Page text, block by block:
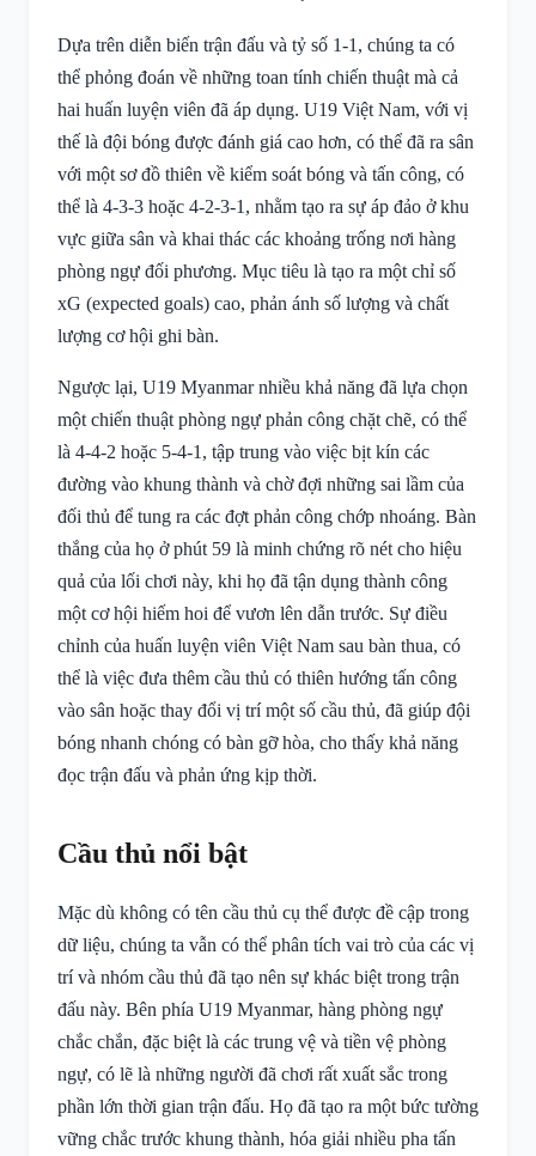
Dựa trên diễn biến trận đấu và tỷ số 1-1, chúng ta có
thể phỏng đoán về những toan tính chiến thuật mà cả
hai huấn luyện viên đã áp dụng. U19 Việt Nam, với vị
thế là đội bóng được đánh giá cao hơn, có thể đã ra sân
với một sơ đồ thiên về kiểm soát bóng và tấn công, có
thể là 4-3-3 hoặc 4-2-3-1, nhằm tạo ra sự áp đảo ở khu
vực giữa sân và khai thác các khoảng trống nơi hàng
phòng ngự đối phương. Mục tiêu là tạo ra một chỉ số
xG (expected goals) cao, phản ánh số lượng và chất
lượng cơ hội ghi bàn.
Ngược lại, U19 Myanmar nhiều khả năng đã lựa chọn
một chiến thuật phòng ngự phản công chặt chẽ, có thể
là 4-4-2 hoặc 5-4-1, tập trung vào việc bịt kín các
đường vào khung thành và chờ đợi những sai lầm của
đối thủ để tung ra các đợt phản công chớp nhoáng. Bàn
thắng của họ ở phút 59 là minh chứng rõ nét cho hiệu
quả của lối chơi này, khi họ đã tận dụng thành công
một cơ hội hiếm hoi để vươn lên dẫn trước. Sự điều
chỉnh của huấn luyện viên Việt Nam sau bàn thua, có
thể là việc đưa thêm cầu thủ có thiên hướng tấn công
vào sân hoặc thay đổi vị trí một số cầu thủ, đã giúp đội
bóng nhanh chóng có bàn gỡ hòa, cho thấy khả năng
đọc trận đấu và phản ứng kịp thời.
Cầu thủ nổi bật
Mặc dù không có tên cầu thủ cụ thể được đề cập trong
dữ liệu, chúng ta vẫn có thể phân tích vai trò của các vị
trí và nhóm cầu thủ đã tạo nên sự khác biệt trong trận
đấu này. Bên phía U19 Myanmar, hàng phòng ngự
chắc chắn, đặc biệt là các trung vệ và tiền vệ phòng
ngự, có lẽ là những người đã chơi rất xuất sắc trong
phần lớn thời gian trận đấu. Họ đã tạo ra một bức tường
vững chắc trước khung thành, hóa giải nhiều pha tấn